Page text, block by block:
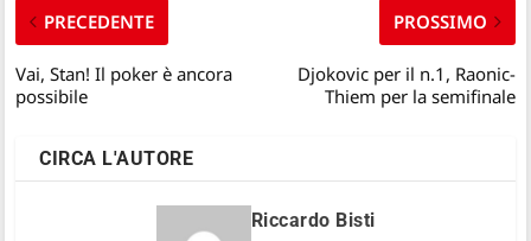
PRECEDENTE
Vai, Stan! Il poker è ancora
possibile
PROSSIMO
Djokovic per il n.1, Raonic-
Thiem per la semifinale
CIRCA L'AUTORE
Riccardo Bisti